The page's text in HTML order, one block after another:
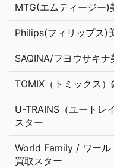
MTG(エムティージー)
Philips(フィリップス)
SAQINA/フヨウサキ
TOMIX（トミックス
U-TRAINS（ユートレ
スター
World Family / ワール
買取スター